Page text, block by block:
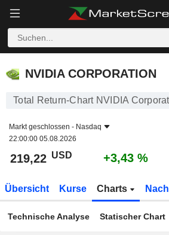
NVIDIA CORPORATION
NVIDIA CORPORATION
Total Return-Chart NVIDIA
Markt geschlossen - Nasdaq
22:00:00 05.08.2026
219,22 USD +3,43 %
Übersicht Kurse Charts
Technische Analyse Statischer Chart